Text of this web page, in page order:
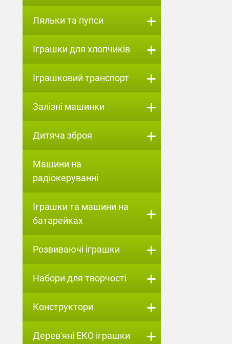
Ляльки та пупси
Іграшки для хлопчиків
Іграшковий транспорт
Залізні машинки
Дитяча зброя
Машини на
радіокеруванні
Іграшки та машини на
батарейках
Розвиваючі іграшки
Набори для творчості
Конструктори
Дерев'яні ЕКО іграшки